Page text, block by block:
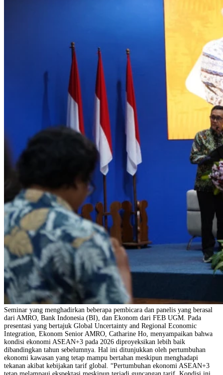
Seminar yang menghadirkan beberapa pembicara dan panelis yang berasal
dari AMRO, Bank Indonesia (BI), dan Ekonom dari FEB UGM. Pada
presentasi yang bertajuk Global Uncertainty and Regional Economic
Integration, Ekonom Senior AMRO, Catharine Ho, menyampaikan bahwa
kondisi ekonomi ASEAN+3 pada 2026 diproyeksikan lebih baik
dibandingkan tahun sebelumnya. Hal ini ditunjukkan oleh pertumbuhan
ekonomi kawasan yang tetap mampu bertahan meskipun menghadapi
tekanan akibat kebijakan tarif global. “Pertumbuhan ekonomi ASEAN+3